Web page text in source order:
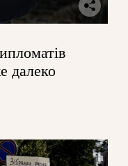
далеко